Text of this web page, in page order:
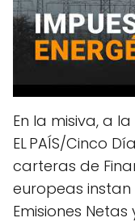
En la misiva, a
EL PAÍS/Cinco
carteras de
europeas
Emisiones